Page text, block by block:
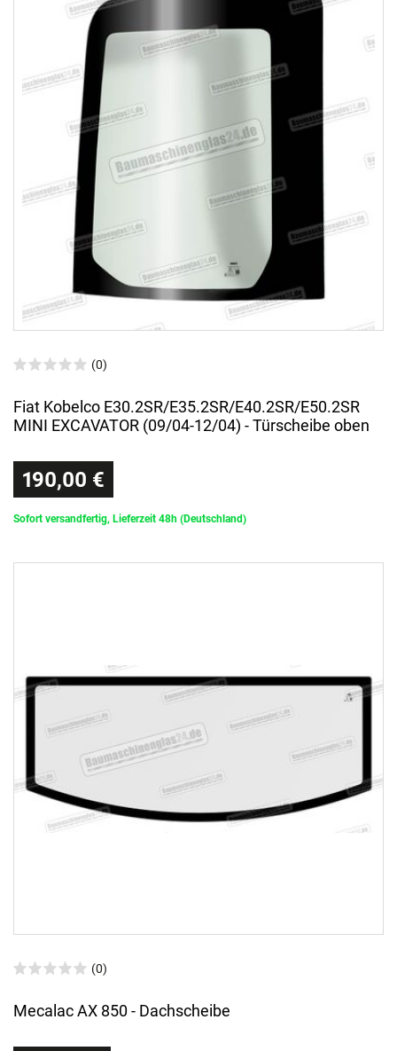
(0)
Fiat Kobelco E30.2SR/E35.2SR/E40.2SR/E50.2SR
MINI EXCAVATOR (09/04-12/04) - Türscheibe oben
190,00 €
Sofort versandfertig, Lieferzeit 48h (Deutschland)
(0)
Mecalac AX 850 - Dachscheibe